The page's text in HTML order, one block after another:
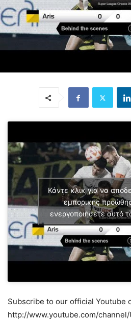
Κάντε κλικ για να
εμπορικής
ενεργοποιήσετε αυτό
Subscribe to our official Youtube
http://www.youtube.com/